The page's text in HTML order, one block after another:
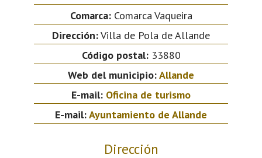
Comarca:Comarca Vaqueira
Dirección:Villa de Pola de Allande
Código postal:33880
Web del municipio:Allande
E-mail: Oficina de turismo
E-mail:Ayuntamiento de Allande
Dirección